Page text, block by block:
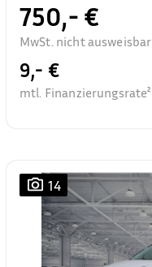
750,- €
MwSt. nicht ausweisbar
9,- €
mtl. Finanzierungsrate²
14